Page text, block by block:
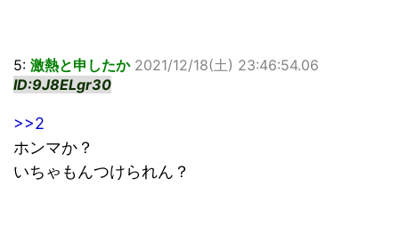
5: 激熱と申したか 2021/12/18(土) 23:46:54.06
ID:9J8ELgr30
>>2
ホンマか？
いちゃもんつけられん？